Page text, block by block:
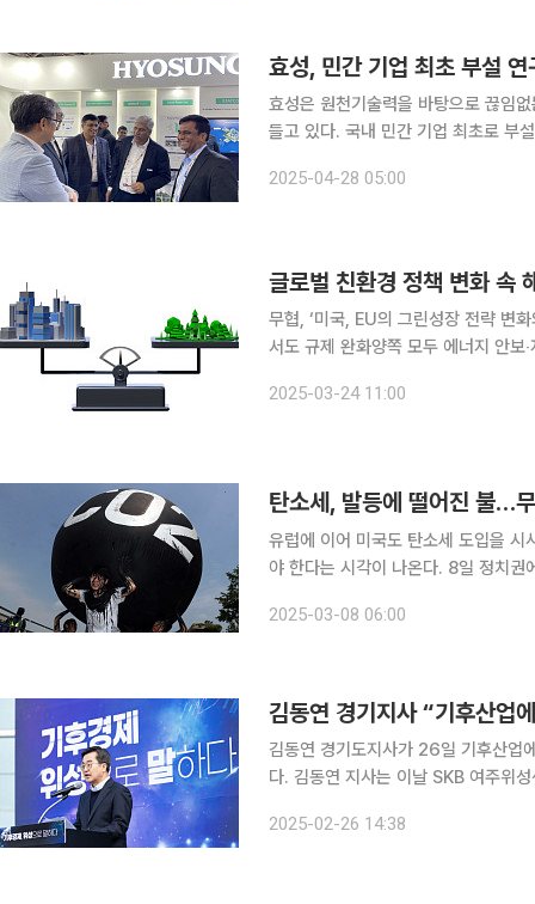
효성은 원천기술력을 바탕으로 끊임
들고 있다. 국내 민간 기업 최초로 부
등 지속가능 소재 사업과 신소재 분야
2025-04-28 05:00
글로벌 친환경 정책 변화 속
무협, ‘미국, EU의 그린성장 전략 변
서도 규제 완화양쪽 모두 에너지 안보
에너지 안보 및 자국 산업경쟁력 강화
2025-03-24 11:00
탄소세, 발등에 떨어진 불…
유럽에 이어 미국도 탄소세 도입을 시
야 한다는 시각이 나온다. 8일 정치권에 따르면 ‘탄소세’가 글로벌 신(新)무역 질서로 새롭게 자리를
핵심판이 진행되는 등 혼란스러운 정
2025-03-08 06:00
김동연 경기지사 “기후산업
김동연 경기도지사가 26일 기후산업
다. 김동연 지사는 이날 SKB 여주위성센터에서 '기후경제'를 대한민국 경제의 새이름이라고 규정하
연속 다보스포럼에 참석하면서 기술
2025-02-26 14:38